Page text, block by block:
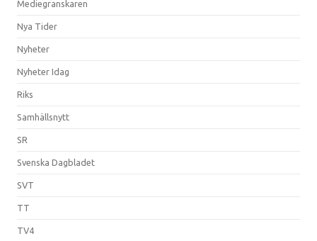
Mediegranskaren
Nya Tider
Nyheter
Nyheter Idag
Riks
Samhällsnytt
SR
Svenska Dagbladet
SVT
TT
TV4